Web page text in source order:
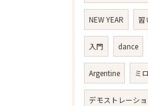
NEW YEAR 習
入門 dance
Argentine ミ
デモストレーシ